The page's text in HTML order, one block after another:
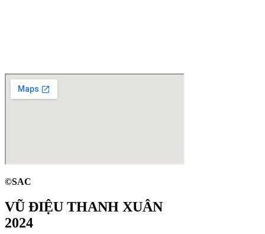
©SAC
VŨ ĐIỆU THANH XUÂN
2024